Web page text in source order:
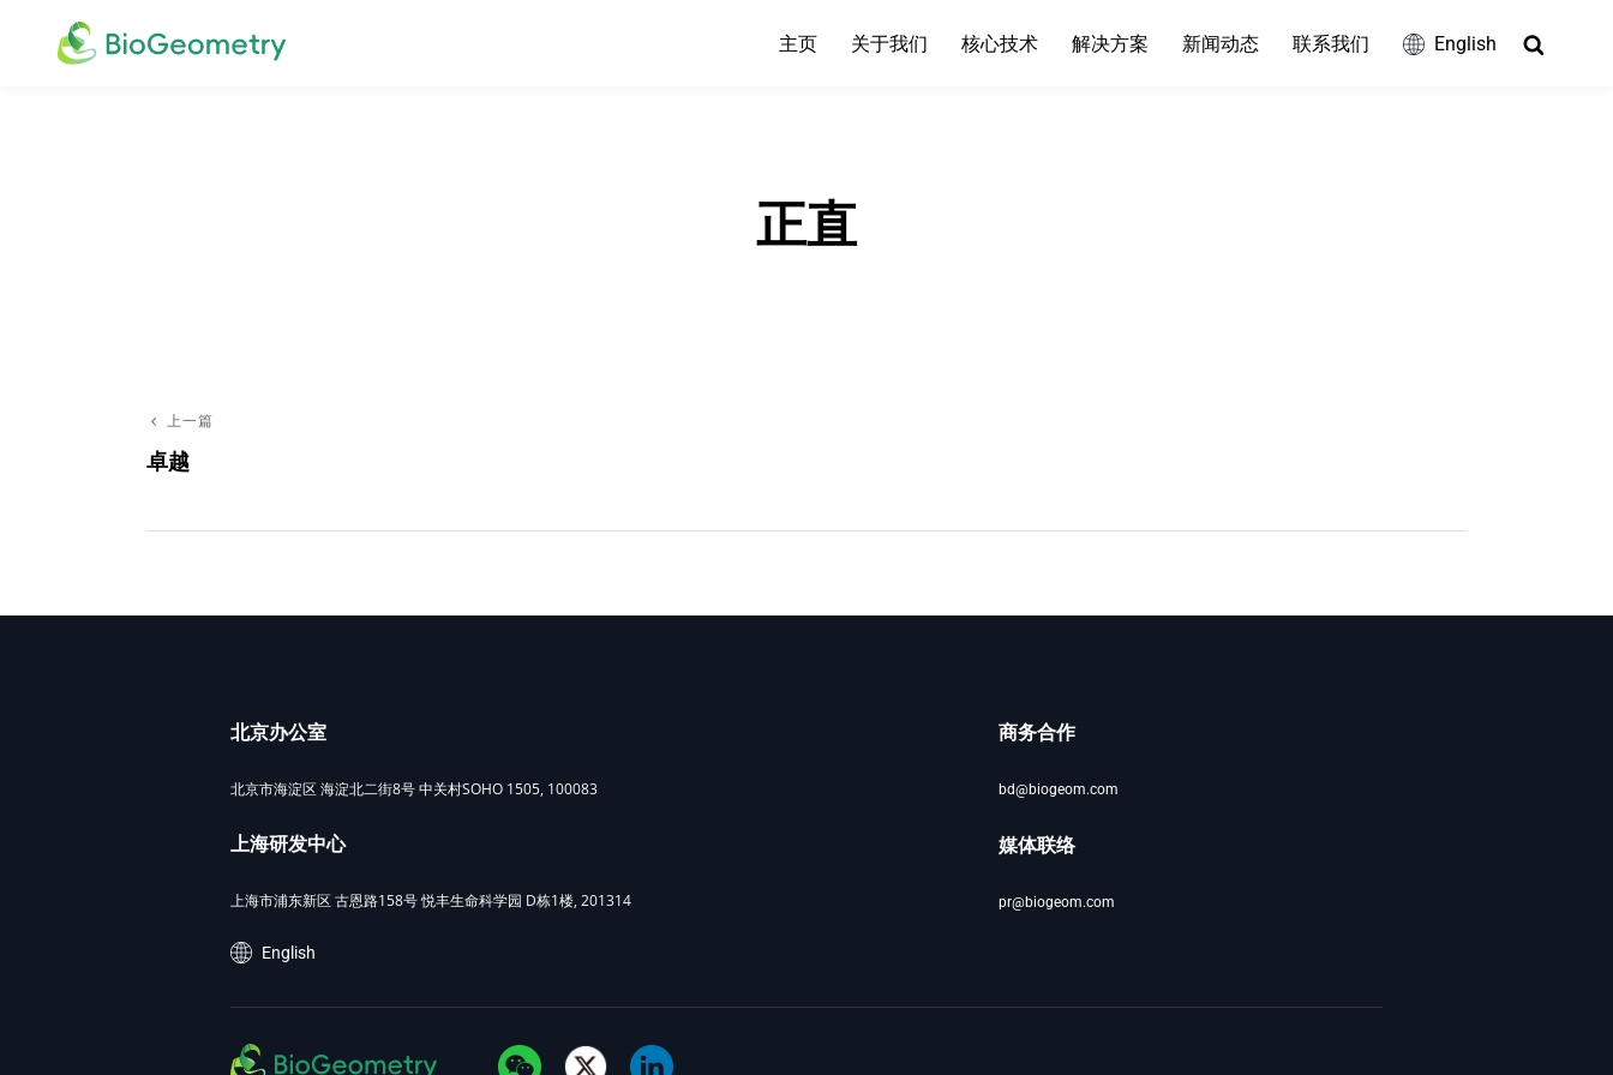
主页 关于我们 核心技术 解决方案 新闻动态 联系我们 English
正直
文
航
上
一
上一篇
卓越
北京办公室
北京市海淀区 海淀北二街8号 中关村SOHO 1505, 100083
上海研发中心
上海市浦东新区 古恩路158号 悦丰生命科学园 D栋1楼, 201314
商务合作
bd@biogeom.com
媒体联络
pr@biogeom.com
English